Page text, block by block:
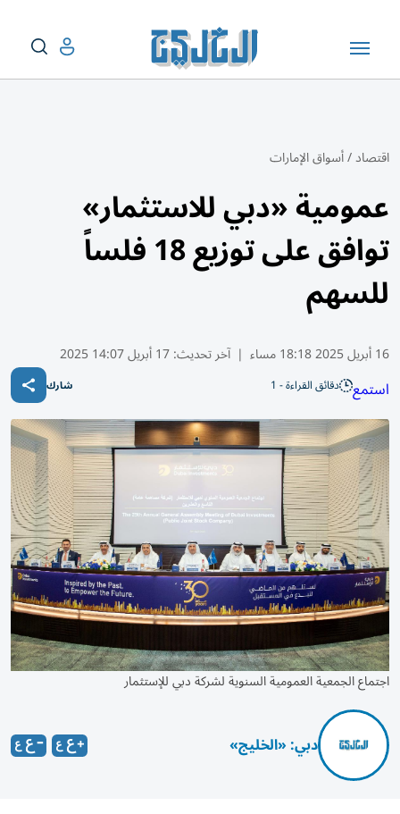
اقتصاد/أسواق الإمارات
عمومية «دبي للاستثمار»
توافق على توزيع 18 فلساً
للسهم
16 أبريل 2025 18:18 مساء | آخر تحديث:17 أبريل 14:07 2025
استمع دقائق القراءة - 1 شارك
اجتماع الجمعية العمومية السنوية لشركة دبي للإستثمار
دبي: «الخليج»